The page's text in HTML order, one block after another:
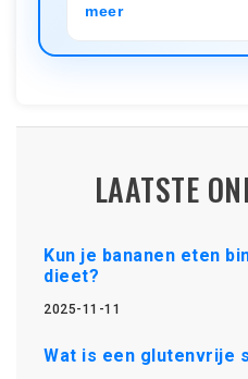
meer
LAATSTE
Kun je bananen eten
dieet?
2025-11-11
Wat is een glutenvrije